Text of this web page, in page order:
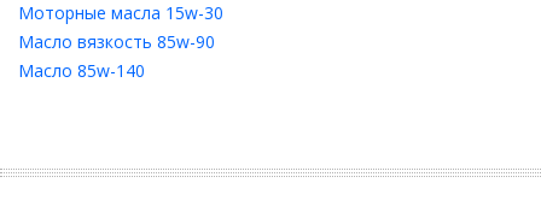
Моторные масла 15w-30
Масло вязкость 85w-90
Масло 85w-140